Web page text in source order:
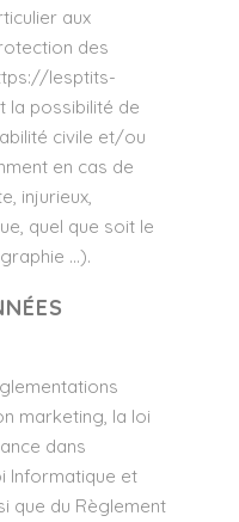
aux
des
lesptits-
la possibilité de
civile et/ou
en cas de
injurieux,
quel que soit le
…).
marketing, la loi
dans
Informatique et
que du Règlement